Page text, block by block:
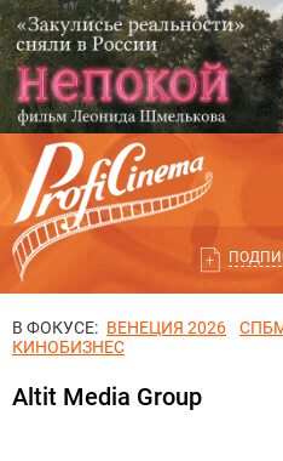
В ФОКУСЕ: ВЕНЕЦИЯ 2026
КИНОБИЗНЕС
Altit Media Group